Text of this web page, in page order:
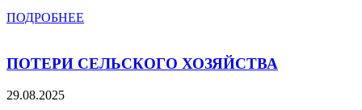
ПОДРОБНЕЕ
ПОТЕРИ СЕЛЬСКОГО ХОЗЯЙСТВА
29.08.2025